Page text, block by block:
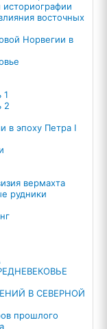
историографии
восточных
Норвегии в
1
2
в эпоху Петра I
вермахта
рудники
В СЕВЕРНОЙ
прошлого